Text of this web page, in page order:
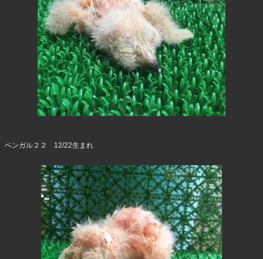
ベンガル２２ 12/22生まれ